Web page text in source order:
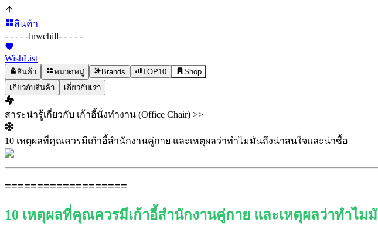
สินค้า
- - - - -lnwchill- - - - -
WishList
สินค้า หมวดหมู่ Brands TOP10
Shop
เกี่ยวกับสินค้า
เกี่ยวกับเรา
สาระน่ารู้เกี่ยวกับ เก้าอี้นั่งทำงาน (Office Chair) >>
10 เหตุผลที่คุณควรมีเก้าอี้สำนักงานคู่กาย และเหตุผลว่าทำไมมันถึงน่าสนใจและน่าซื้อ
===================
10 เหตุผลที่คุณควรมีเก้าอี้สำนักงานคู่กาย และเหตุผลว่าทำไม